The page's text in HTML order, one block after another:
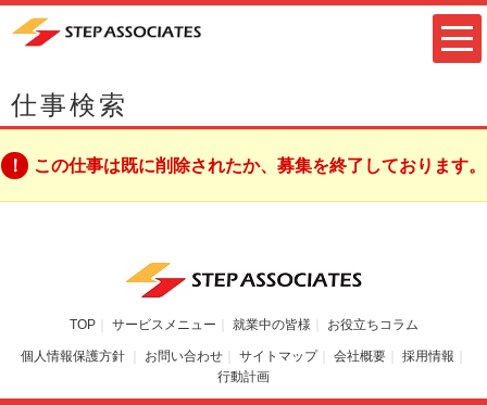
仕事検索
この仕事は既に削除されたか、募集を終了しております。
TOP サービスメニュー 就業中の皆様 お役立ちコラム
個人情報保護方針 お問い合わせ サイトマップ 会社概要
採用情報
行動計画